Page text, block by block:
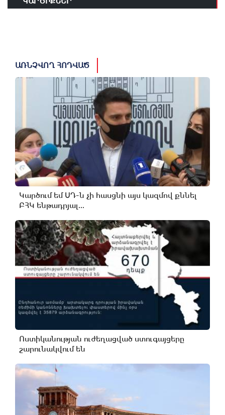
ԱՌՆՉՎՈՂ ՀՈԴՎԱԾ
Կարծում եմ ՍԴ-ն չի հասցնի այս կազմով քննել
ԲՀԿ ենթադրյալ...
Ոստիկանության ուժեղացված ստուգայցերը
շարունակվում են